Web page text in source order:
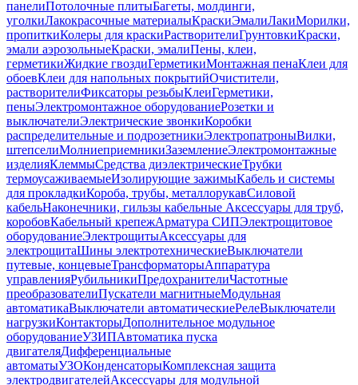
панелиПотолочные плитыБагеты, молдинги,
уголкиЛакокрасочные материалыКраскиЭмалиЛакиМорилки,
пропиткиКолеры для краскиРастворителиГрунтовкиКраски,
эмали аэрозольныеКраски, эмалиПены, клеи,
герметикиЖидкие гвоздиГерметикиМонтажная пенаКлеи для
обоевКлеи для напольных покрытийОчистители,
растворителиФиксаторы резьбыКлеиГерметики,
пеныЭлектромонтажное оборудованиеРозетки и
выключателиЭлектрические звонкиКоробки
распределительные и подрозетникиЭлектропатроныВилки,
штепселиМолниеприемникиЗаземлениеЭлектромонтажные
изделияКлеммыСредства диэлектрическиеТрубки
термоусаживаемыеИзолирующие зажимыКабель и системы
для прокладкиКороба, трубы, металлорукавСиловой
кабельНаконечники, гильзы кабельные Аксессуары для труб,
коробовКабельный крепежАрматура СИПЭлектрощитовое
оборудованиеЭлектрощитыАксессуары для
электрощитаШины электротехническиеВыключатели
путевые, концевыеТрансформаторыАппаратура
управленияРубильникиПредохранителиЧастотные
преобразователиПускатели магнитныеМодульная
автоматикаВыключатели автоматическиеРелеВыключатели
нагрузкиКонтакторыДополнительное модульное
оборудованиеУЗИПАвтоматика пуска
двигателяДифференциальные
автоматыУЗОКонденсаторыКомплексная защита
электродвигателейАксессуары для модульной